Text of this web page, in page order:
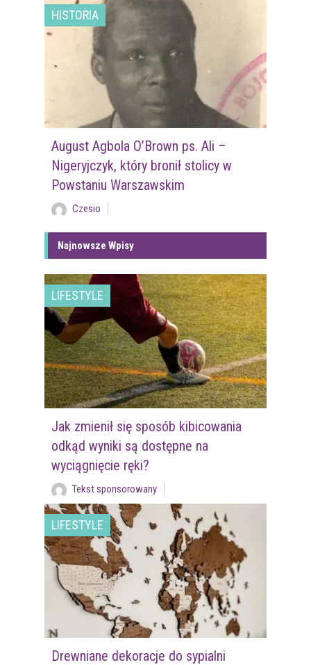
HISTORIA
August Agbola O’Brown ps. Ali –
Nigeryjczyk, który bronił stolicy w
Powstaniu Warszawskim
Czesio
Najnowsze Wpisy
LIFESTYLE
Jak zmienił się sposób kibicowania
odkąd wyniki są dostępne na
wyciągnięcie ręki?
Tekst sponsorowany
LIFESTYLE
Drewniane dekoracje do sypialni